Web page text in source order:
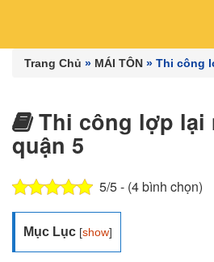
Trang Chủ » MÁI TÔN » Thi công
Thi công lợp lại
quận 5
5/5 - (4 bình chọn)
Mục Lục [show]